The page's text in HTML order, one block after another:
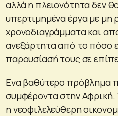
αλλά η πλειονότητα δεν
υπερτιμημένα έργα με μη
χρονοδιαγράμματα και
ανεξάρτητα από το πόσο
παρουσίασή τους σε
Ενα βαθύτερο πρόβλημα
συμφέροντα στην Αφρική.
η νεοφιλελεύθερη